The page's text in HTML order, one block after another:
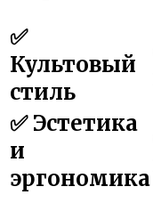
✅
Культовый
стиль
✅ Эстетика
и
эргономика